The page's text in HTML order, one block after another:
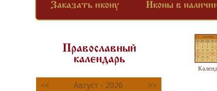
Заказать икону Иконы в
Православный
календарь
<< Август - 2026
>>